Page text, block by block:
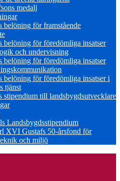
medalj
belöning för framstående
belöning för föredömliga insatser
och undervisning
belöning för föredömliga insatser
belöning för föredömliga insatser i
tjänst
stipendium till landsbygdsutvecklare
Landsbygdsstipendium
XVI Gustafs 50-årsfond för
och miljö